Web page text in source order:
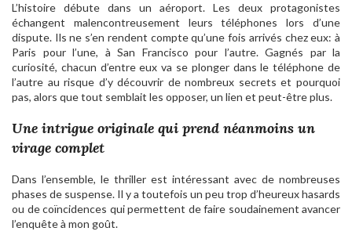
L’histoire débute dans un aéroport. Les deux protagonistes
échangent malencontreusement leurs téléphones lors d’une
dispute. Ils ne s’en rendent compte qu’une fois arrivés chez eux: à
Paris pour l’une, à San Francisco pour l’autre. Gagnés par la
curiosité, chacun d’entre eux va se plonger dans le téléphone de
l’autre au risque d’y découvrir de nombreux secrets et pourquoi
pas, alors que tout semblait les opposer, un lien et peut-être plus.
Une intrigue originale qui prend néanmoins un
virage complet
Dans l’ensemble, le thriller est intéressant avec de nombreuses
phases de suspense. Il y a toutefois un peu trop d’heureux hasards
ou de coïncidences qui permettent de faire soudainement avancer
l’enquête à mon goût.